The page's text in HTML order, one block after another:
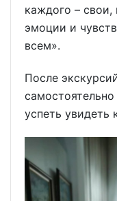
каждого –
эмоции и
всем».
После
успеть